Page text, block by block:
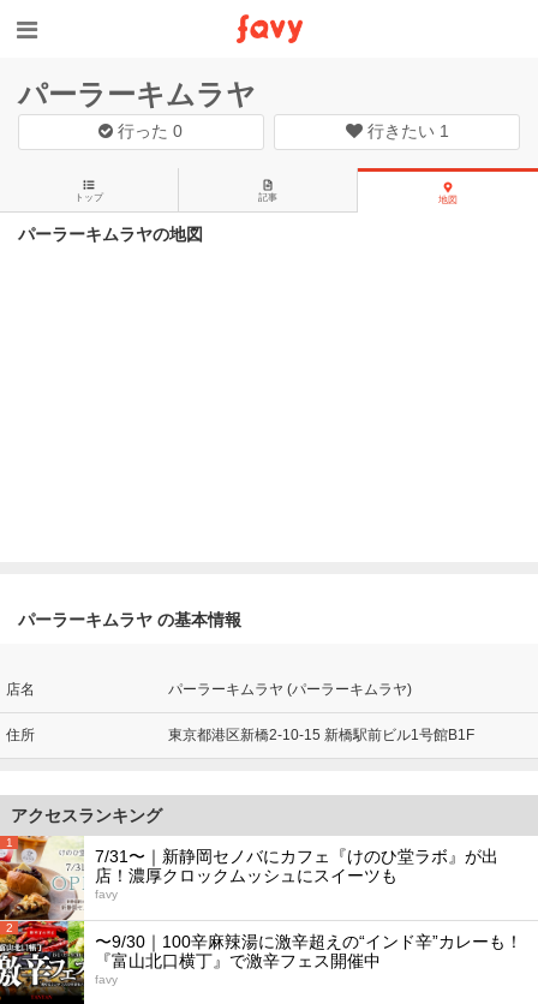
パーラーキムラヤ
行った0 行きたい 1
トップ 記事 地図
パーラーキムラヤの地図
パーラーキムラヤ の基本情報
店名 パーラーキムラヤ (パーラーキムラヤ)
住所 東京都港区新橋2-10-15 新橋駅前ビル1号館B1F
アクセスランキング
1
7/31〜｜新静岡セノバにカフェ『けのひ堂ラボ』が出
店！濃厚クロックムッシュにスイーツも
favy
2
〜9/30｜100辛麻辣湯に激辛超えの“インド辛”カレーも！
『富山北口横丁』で激辛フェス開催中
favy